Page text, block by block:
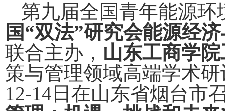
第九届全国青年能源
国“双法”研究会能源经
联合主办， 山东工商学
策与管理领域高端学术
12-14 日在山东省烟台市